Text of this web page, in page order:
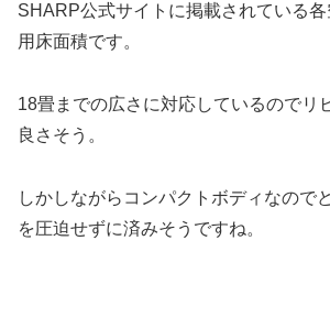
SHARP公式サイトに掲載されている
用床面積です。
18畳までの広さに対応しているのでリ
良さそう。
しかしながらコンパクトボディなので
を圧迫せずに済みそうですね。